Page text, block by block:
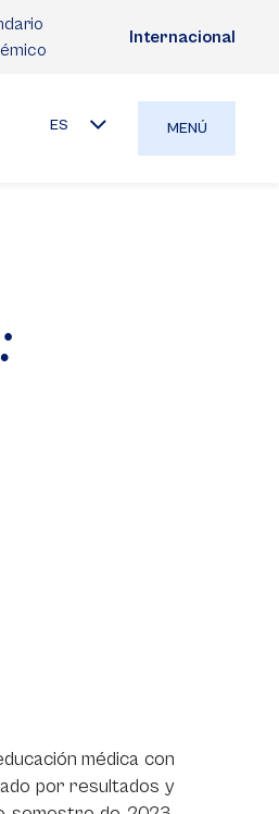
Internacional
ES MENÚ
médica con
por resultados y